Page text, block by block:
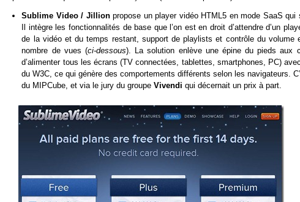
Sublime Video / Jillionpropose un player vidéo HTML5 en mode SaaS
Il intègre les fonctionnalités de base que l’on est en droit d’attendre d’un
de la vidéo et du temps restant, support de playlists et contrôle du
nombre de vues (ci-dessous). La solution enlève une épine du pieds aux
d’alimenter tous les écrans (TV connectées, tablettes, smartphones, PC)
du W3C, ce qui génère des comportements différents selon les navigateurs.
du MIPCube, et via le jury du groupeVivendi qui décernait un prix à part.